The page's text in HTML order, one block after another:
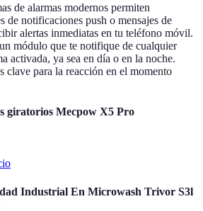
de alarmas modernos permiten
de notificaciones push o mensajes de
alertas inmediatas en tu teléfono móvil.
módulo que te notifique de cualquier
activada, ya sea en día o en la noche.
clave para la reacción en el momento
giratorios Mecpow X5 Pro
Industrial En Microwash Trivor S3l